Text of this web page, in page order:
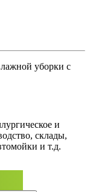
уборки с
и
склады,
и т.д.